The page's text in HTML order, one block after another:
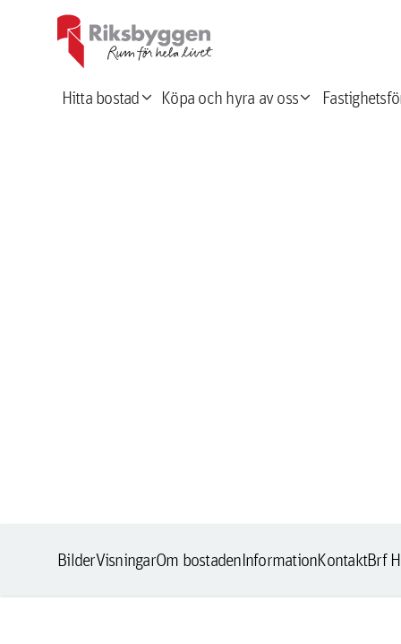
Hitta bostadexpand_more Köpa och hyra av ossexpand_more
BilderVisningarOm bostadenInformationKontaktBrf